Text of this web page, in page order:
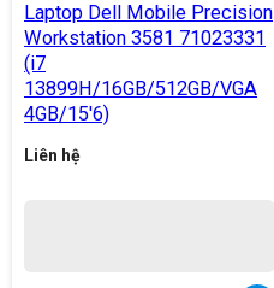
Laptop Dell Mobile Precision
Workstation 3581 71023331
(i7
13899H/16GB/512GB/VGA
4GB/15'6)
Liên hệ